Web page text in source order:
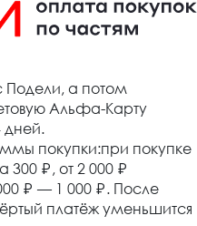
Подели, а потом
Альфа-Карту
дней.
покупки:при покупке
300 ₽ , от 2 000 ₽
₽ — 1 000 ₽. После
платёж уменьшится